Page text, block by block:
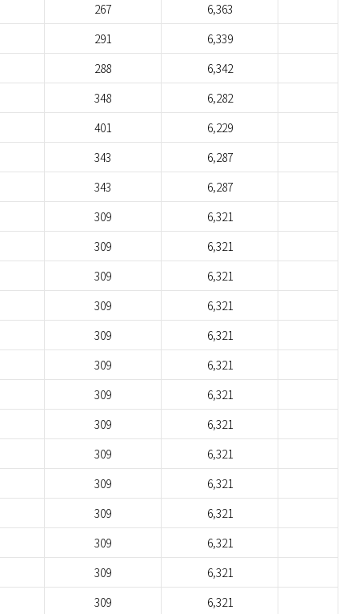
267
6,363
291
6,339
288
6,342
348
6,282
401
6,229
343
6,287
343
6,287
309
6,321
309
6,321
309
6,321
309
6,321
309
6,321
309
6,321
309
6,321
309
6,321
309
6,321
309
6,321
309
6,321
309
6,321
309
6,321
309
6,321